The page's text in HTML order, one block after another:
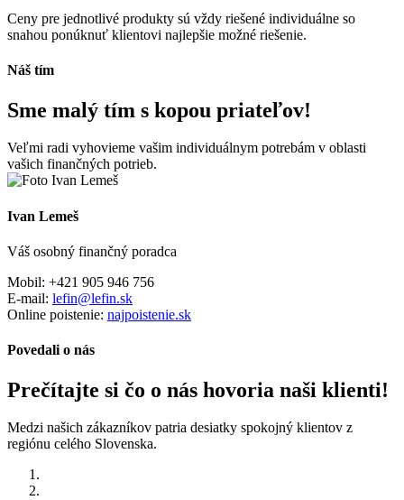
Ceny pre jednotlivé produkty sú vždy riešené individuálne so
snahou ponúknuť klientovi najlepšie možné riešenie.
Náš tím
Sme malý tím s kopou priateľov!
Veľmi radi vyhovieme vašim individuálnym potrebám v oblasti
vašich finančných potrieb.
Ivan Lemeš
Váš osobný finančný poradca
Mobil: +421 905 946 756
E-mail: lefin@lefin.sk
Online poistenie: najpoistenie.sk
Povedali o nás
Prečítajte si čo o nás hovoria naši klienti!
Medzi našich zákazníkov patria desiatky spokojný klientov z
regiónu celého Slovenska.